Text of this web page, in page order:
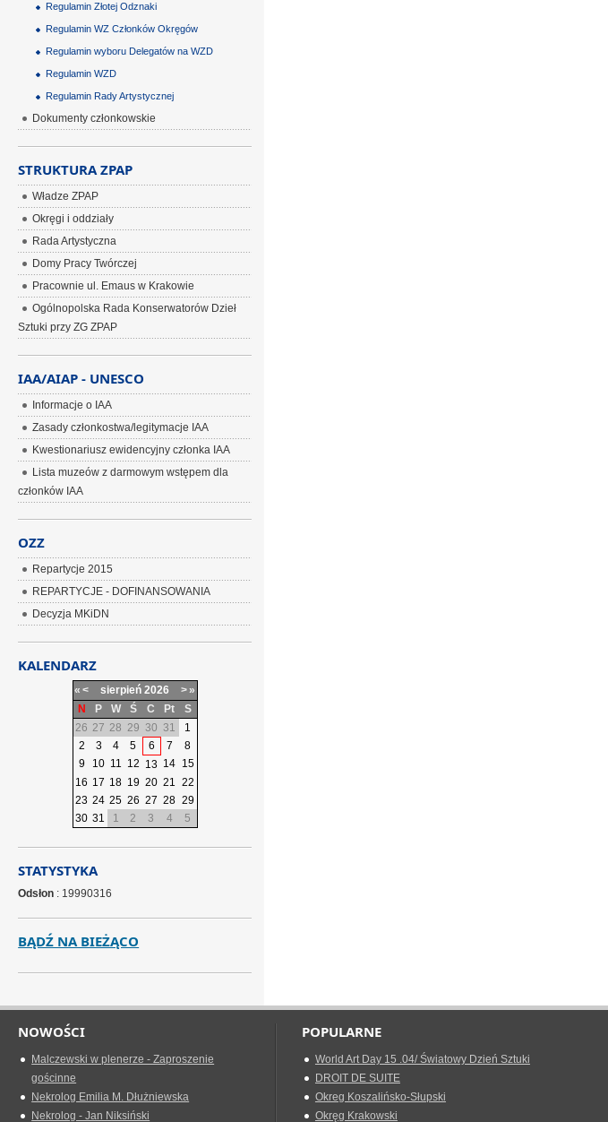
Regulamin Złotej Odznaki
Regulamin WZ Członków Okręgów
Regulamin wyboru Delegatów na WZD
Regulamin WZD
Regulamin Rady Artystycznej
Dokumenty członkowskie
STRUKTURA ZPAP
Władze ZPAP
Okręgi i oddziały
Rada Artystyczna
Domy Pracy Twórczej
Pracownie ul. Emaus w Krakowie
Ogólnopolska Rada Konserwatorów Dzieł
Sztuki przy ZG ZPAP
IAA/AIAP - UNESCO
Informacje o IAA
Zasady członkostwa/legitymacje IAA
Kwestionariusz ewidencyjny członka IAA
Lista muzeów z darmowym wstępem dla
członków IAA
OZZ
Repartycje 2015
REPARTYCJE - DOFINANSOWANIA
Decyzja MKiDN
KALENDARZ
« < sierpień 2026 >»
N
P W Ś C Pt
S
26 27 28 29 30 31
1
2
3 4 5 6 7
8
9
10 11 12 13 14 15
16 17 18 19 20 21 22
23 24 25 26 27 28 29
30 31 1 2 3 4 5
STATYSTYKA
Odsłon : 19990316
BĄDŹ NA BIEŻĄCO
NOWOŚCI
Malczewski w plenerze - Zaproszenie
gościnne
Nekrolog Emilia M. Dłużniewska
Nekrolog - Jan Niksiński
POPULARNE
World Art Day 15 .04/ Światowy Dzień Sztuki
DROIT DE SUITE
Okreg Koszalińsko-Słupski
Okręg Krakowski